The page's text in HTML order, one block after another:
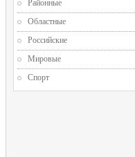
Районные
Областные
Российские
Мировые
Спорт